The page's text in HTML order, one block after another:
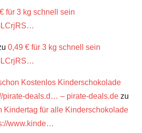
für 3 kg schnell sein
0,49 € für 3 kg schnell sein
Kostenlos Kinderschokolade
pirate-deals.d… – pirate-deals.de zu
Kindertag für alle Kinderschokolade
www.kinde…